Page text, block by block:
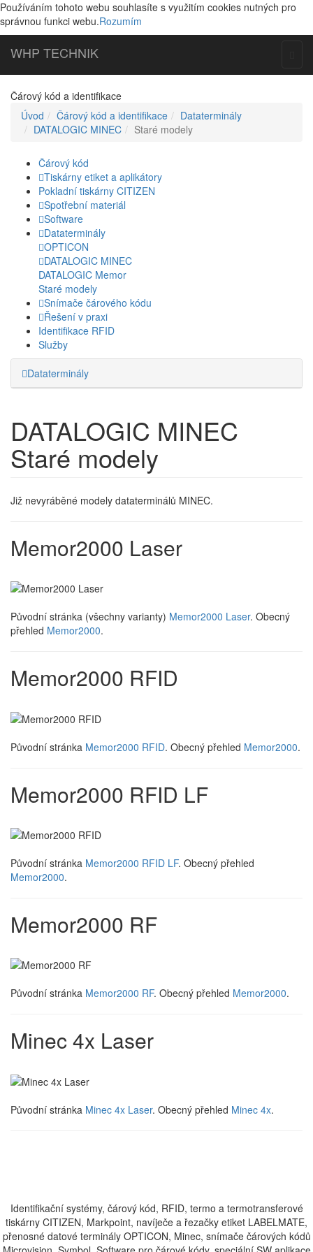
Používáním tohoto webu souhlasíte s využitím cookies nutných pro
správnou funkci webu.Rozumím
WHP TECHNIK
Čárový kód a identifikace
Úvod
Čárový kód a identifikace
Dataterminály
DATALOGIC MINEC
Staré modely
Čárový kód
Tiskárny etiket a aplikátory
Pokladní tiskárny CITIZEN
Spotřební materiál
Software
Dataterminály
OPTICON
DATALOGIC MINEC
DATALOGIC Memor
Staré modely
Snímače čárového kódu
Řešení v praxi
Identifikace RFID
Služby
Dataterminály
DATALOGIC MINEC
Staré modely
Již nevyráběné modely dataterminálů MINEC.
Memor2000 Laser
Původní stránka (všechny varianty) Memor2000 Laser. Obecný
přehled Memor2000.
Memor2000 RFID
Původní stránka Memor2000 RFID. Obecný přehled Memor2000.
Memor2000 RFID LF
Původní stránka Memor2000 RFID LF. Obecný přehled
Memor2000.
Memor2000 RF
Původní stránka Memor2000 RF. Obecný přehled Memor2000.
Minec 4x Laser
Původní stránka Minec 4x Laser. Obecný přehled Minec 4x.
Identifikační systémy, čárový kód, RFID, termo a termotransferové
tiskárny CITIZEN, Markpoint, navíječe a řezačky etiket LABELMATE,
přenosné datové terminály OPTICON, Minec, snímače čárových kódů